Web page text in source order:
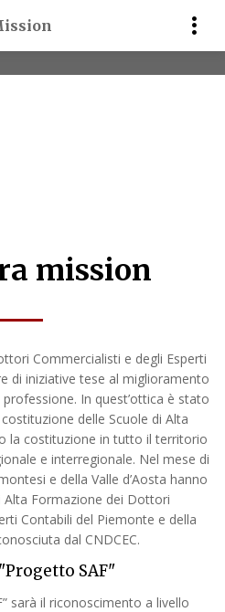
Mission
mission
Commercialisti e degli Esperti
di iniziative tese al miglioramento
In quest’ottica è stato
delle Scuole di Alta
la costituzione in tutto il territorio
e interregionale. Nel mese di
e della Valle d’Aosta hanno
Alta Formazione dei Dottori
Contabili del Piemonte e della
dal CNDCEC.
SAF"
sarà il riconoscimento a livello